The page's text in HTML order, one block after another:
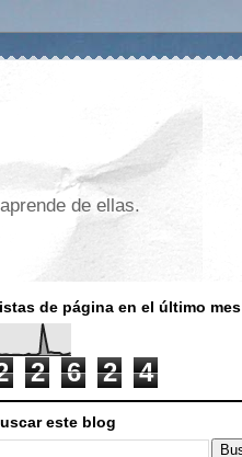
de ellas.
de página en el último mes
2 6 2 4
este blog